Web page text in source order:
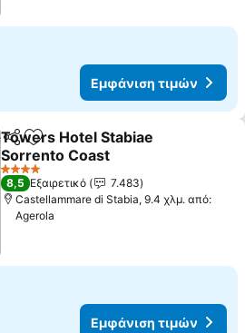
Εμφάνιση τιμών
Κοινοποίηση
Προσθήκη στα αγαπημένα
Towers Hotel Stabiae
Sorrento Coast
4 Αστέρια
8,5 Εξαιρετικό
7.483
Castellammare di Stabia, 9.4 χλμ. από:
Agerola
Εμφάνιση τιμών